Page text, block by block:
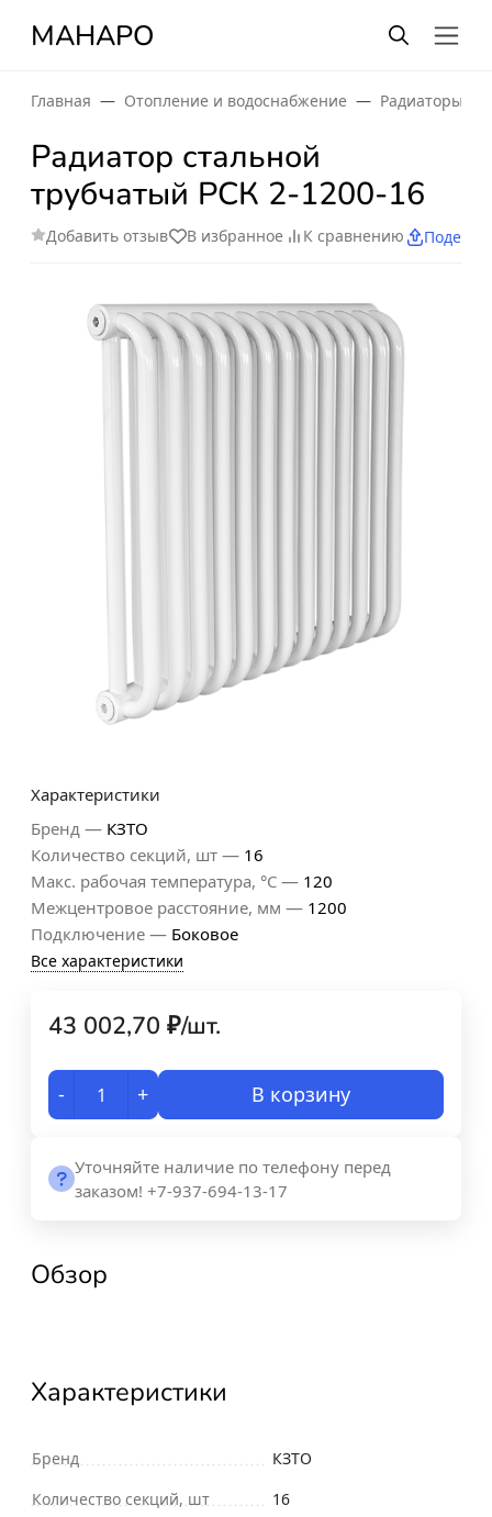
МАНАРО
Главная Отопление и водоснабжение Радиаторы
Радиатор стальной
трубчатый РСК 2-1200-16
Добавить отзыв В избранное К сравнению
Характеристики
Бренд — КЗТО
Количество секций, шт — 16
Макс. рабочая температура, °С — 120
Межцентровое расстояние, мм — 1200
Подключение — Боковое
Все характеристики
43 002,70 ₽/шт.
- + В корзину
Уточняйте наличие по телефону перед
заказом! +7-937-694-13-17
Обзор
Характеристики
Бренд
КЗТО
Количество секций, шт
16